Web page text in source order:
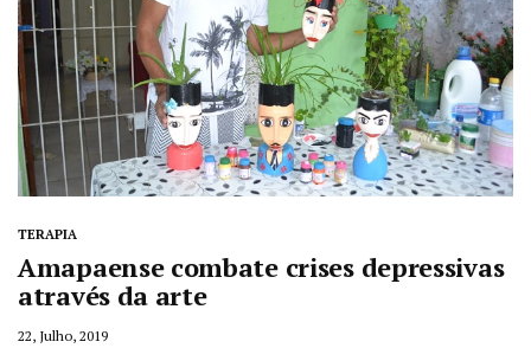
TERAPIA
Amapaense combate crises depressivas
através da arte
22, Julho, 2019